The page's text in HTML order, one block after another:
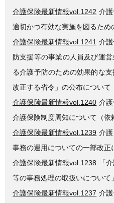
介護保険最新情報vol.1242 介
適切かつ有効な実施を図るた
介護保険最新情報vol.1241 介
防支援等の事業の人員及び運
る介護予防のための効果的な
改正する省令」の公布について
介護保険最新情報vol.1240 介
介護保険制度周知について（依
介護保険最新情報vol.1239 介
事務の運用についての一部改正
介護保険最新情報vol.1238 「
等の事務処理の取扱いについて
介護保険最新情報vol.1237 介